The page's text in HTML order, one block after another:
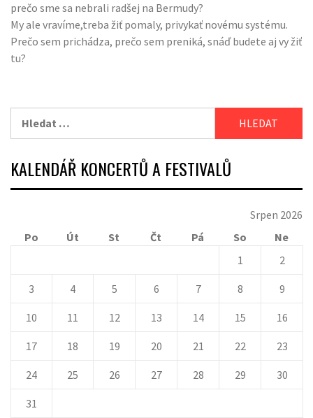
prečo sme sa nebrali radšej na Bermudy?
My ale vravíme,treba žiť pomaly, privykať novému systému.
Prečo sem prichádza, prečo sem preniká, snáď budete aj vy žiť
tu?
KALENDÁŘ KONCERTŮ A FESTIVALŮ
Srpen 2026
Po
Út St Čt Pá So
Ne
1
2
3 4 5 6 7 8 9
10 11 12 13 14 15 16
17 18 19 20 21 22 23
24 25 26 27 28 29 30
31